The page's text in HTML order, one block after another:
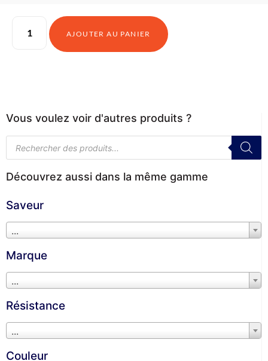
AJOUTER AU PANIER
Vous voulez voir d'autres produits ?
Découvrez aussi dans la même gamme
Saveur
...
Marque
...
Résistance
...
Couleur